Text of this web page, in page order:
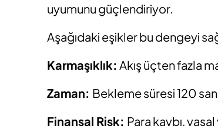
uyumunu güçlendiriyor.
Aşağıdaki eşikler bu dengeyi
Karmaşıklık: Akış üçten fazla
Zaman: Bekleme süresi 120
Finansal Risk: Para kaybı,